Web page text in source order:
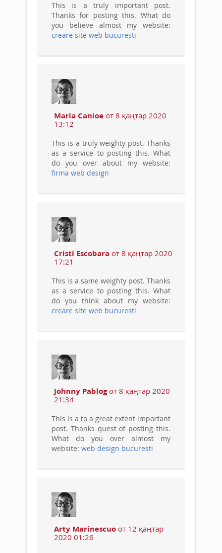
This is a truly important post.
Thanks for posting this. What do
you believe almost my website:
creare site web bucuresti
Maria Canioe от 8 қаңтар 2020
13:12
This is a truly weighty post. Thanks
as a service to posting this. What
do you over about my website:
firma web design
Cristi Escobara от 8 қаңтар 2020
17:21
This is a same weighty post. Thanks
as a service to posting this. What
do you think about my website:
creare site web bucuresti
Johnny Pablogот 8 қаңтар 2020
21:34
This is a to a great extent important
post. Thanks quest of posting this.
What do you over almost my
website: web design bucuresti
Arty Marinescuo от 12 қаңтар
2020 01:26